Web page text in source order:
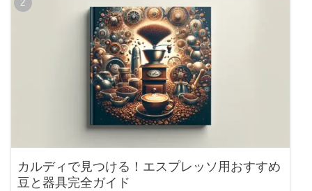
カルディで見つける！エスプレッソ用おすすめ
豆と器具完全ガイド